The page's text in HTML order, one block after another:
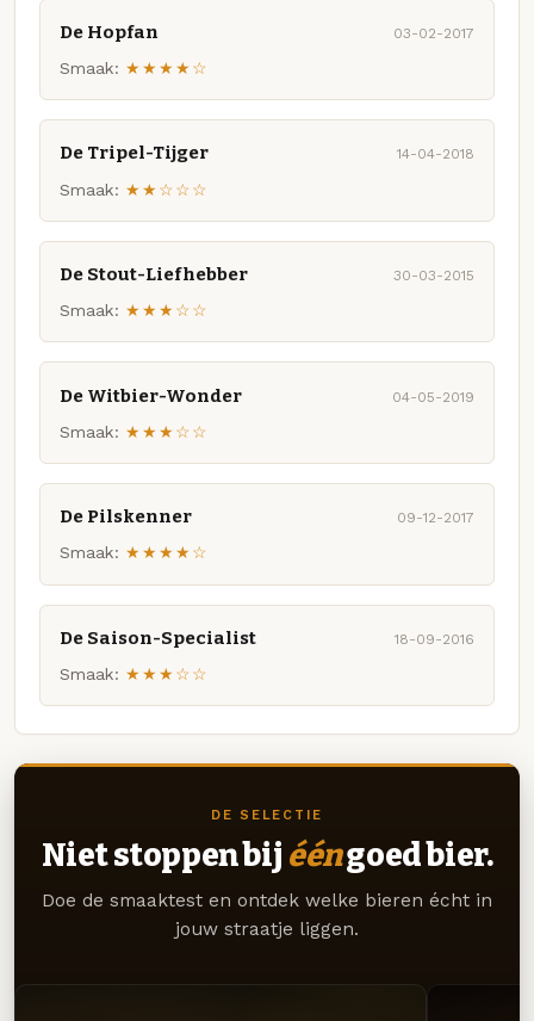
De Hopfan 03-02-2017
Smaak: ★★★★☆
De Tripel-Tijger 14-04-2018
Smaak: ★★☆☆☆
De Stout-Liefhebber 30-03-2015
Smaak: ★★★☆☆
De Witbier-Wonder 04-05-2019
Smaak: ★★★☆☆
De Pilskenner 09-12-2017
Smaak: ★★★★☆
De Saison-Specialist 18-09-2016
Smaak: ★★★☆☆
DE SELECTIE
Niet stoppen bij ééngoed bier.
Doe de smaaktest en ontdek welke bieren écht in
jouw straatje liggen.